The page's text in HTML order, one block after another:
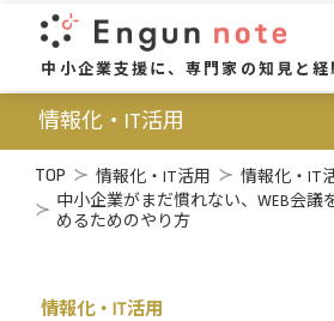
中小企業支援に、専門家の知見と経
情報化・IT活用
TOP 情報化・IT活用
情報化・IT
中小企業がまだ慣れない、WEB会議
めるためのやり方
情報化・IT活用